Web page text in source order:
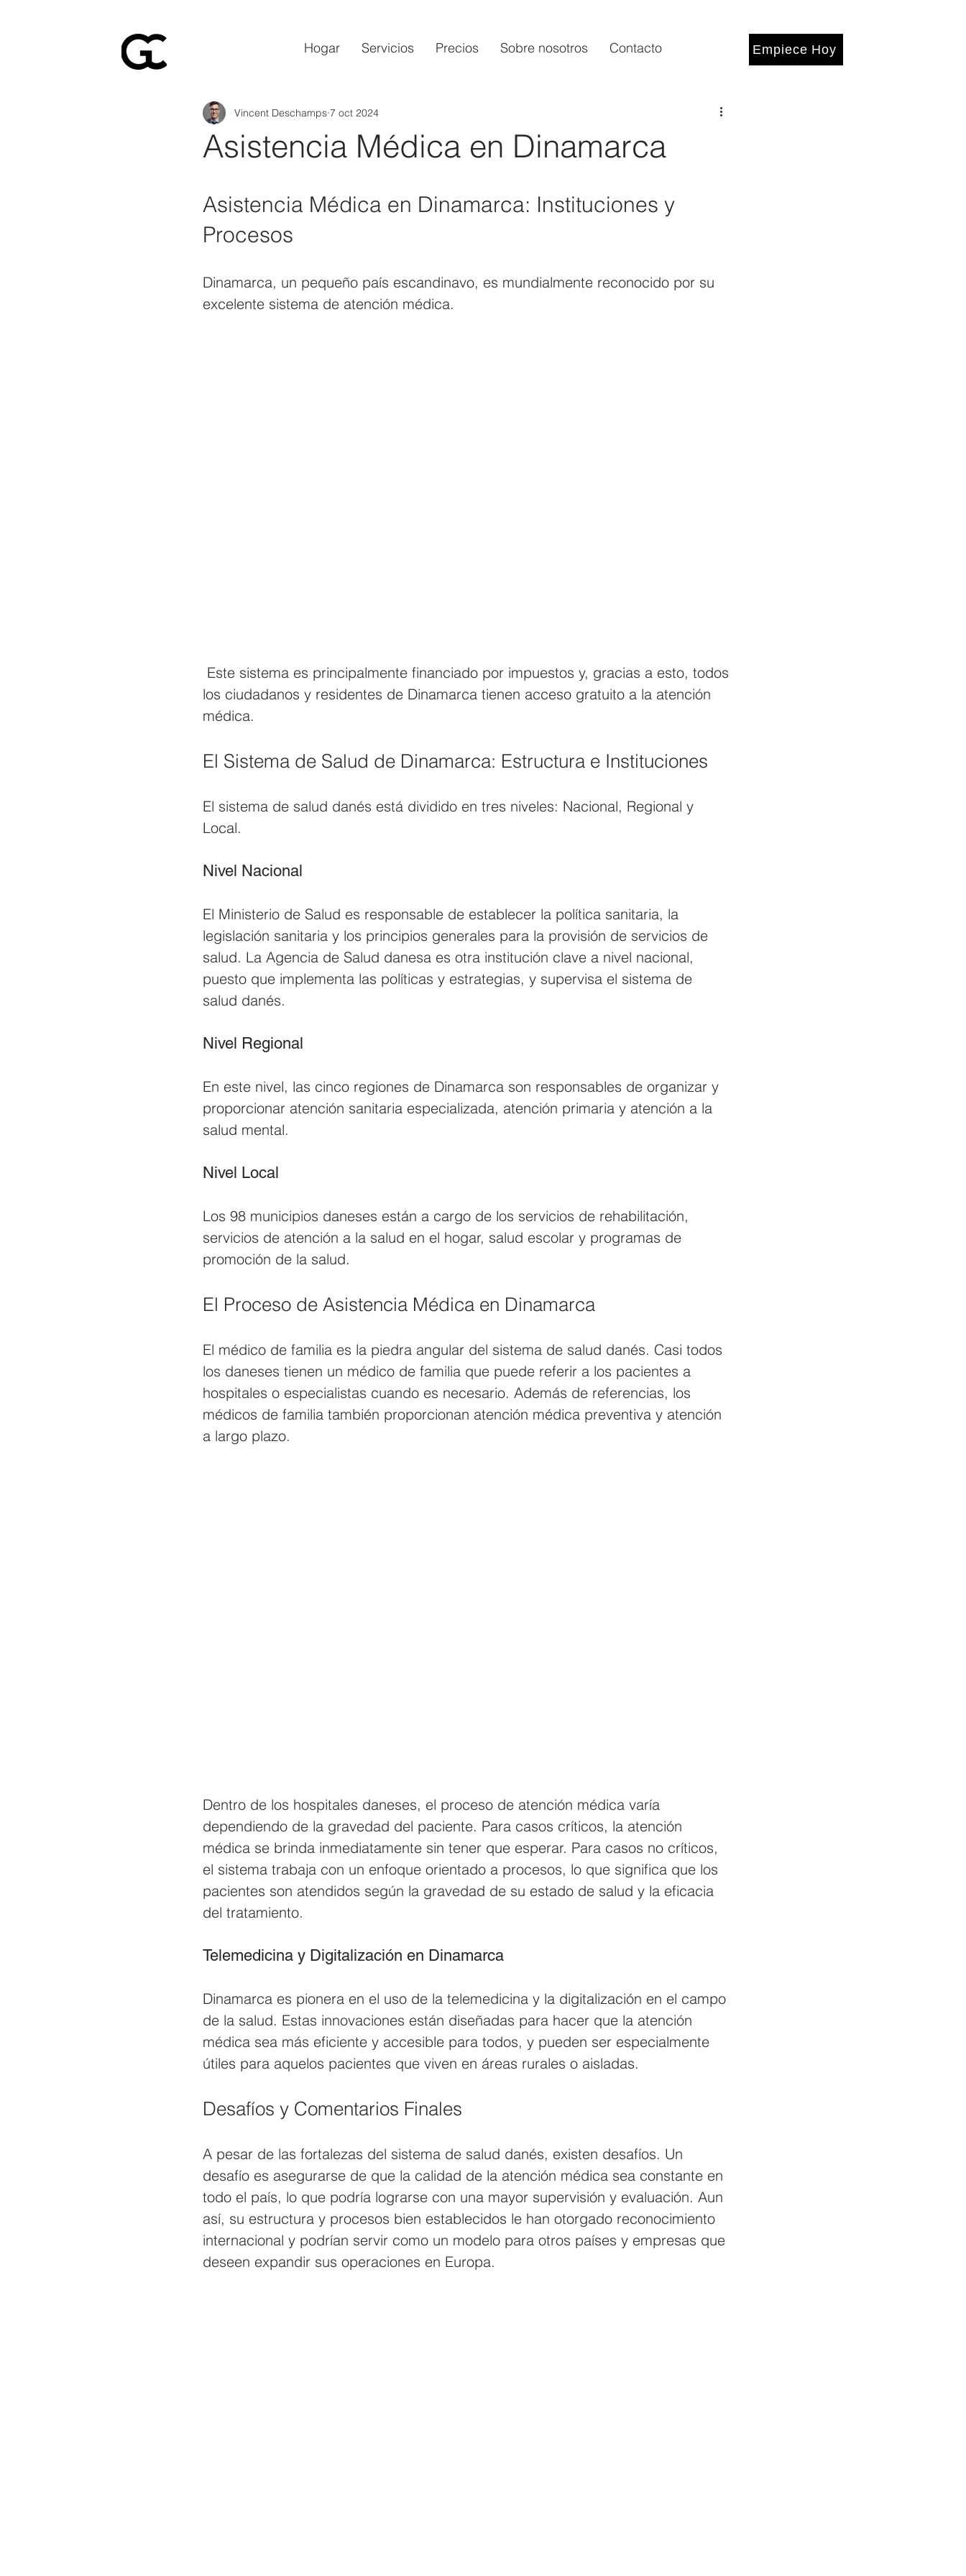
Hogar Servicios Precios Sobre nosotros Contacto Empiece Hoy
Asistencia Médica en Dinamarca
Vincent Deschamps 7 oct 2024
Asistencia Médica en Dinamarca: Instituciones y
Procesos
Dinamarca, un pequeño país escandinavo, es mundialmente reconocido por su
excelente sistema de atención médica.
los ciudadanos y residentes de Dinamarca tienen acceso gratuito a la atención
médica.
El Sistema de Salud de Dinamarca: Estructura e Instituciones
El sistema de salud danés está dividido en tres niveles: Nacional, Regional y
Local.
Nivel Nacional
El Ministerio de Salud es responsable de establecer la política sanitaria, la
legislación sanitaria y los principios generales para la provisión de servicios de
salud. La Agencia de Salud danesa es otra institución clave a nivel nacional,
puesto que implementa las políticas y estrategias, y supervisa el sistema de
salud danés.
Nivel Regional
En este nivel, las cinco regiones de Dinamarca son responsables de organizar y
proporcionar atención sanitaria especializada, atención primaria y atención a la
salud mental.
Nivel Local
Los 98 municipios daneses están a cargo de los servicios de rehabilitación,
servicios de atención a la salud en el hogar, salud escolar y programas de
promoción de la salud.
El Proceso de Asistencia Médica en Dinamarca
El médico de familia es la piedra angular del sistema de salud danés. Casi todos
los daneses tienen un médico de familia que puede referir a los pacientes a
hospitales o especialistas cuando es necesario. Además de referencias, los
médicos de familia también proporcionan atención médica preventiva y atención
a largo plazo.
Dentro de los hospitales daneses, el proceso de atención médica varía
dependiendo de la gravedad del paciente. Para casos críticos, la atención
médica se brinda inmediatamente sin tener que esperar. Para casos no críticos,
el sistema trabaja con un enfoque orientado a procesos, lo que significa que los
pacientes son atendidos según la gravedad de su estado de salud y la eficacia
del tratamiento.
Telemedicina y Digitalización en Dinamarca
Dinamarca es pionera en el uso de la telemedicina y la digitalización en el campo
de la salud. Estas innovaciones están diseñadas para hacer que la atención
médica sea más eficiente y accesible para todos, y pueden ser especialmente
útiles para aquelos pacientes que viven en áreas rurales o aisladas.
Desafíos y Comentarios Finales
A pesar de las fortalezas del sistema de salud danés, existen desafíos. Un
desafío es asegurarse de que la calidad de la atención médica sea constante en
todo el país, lo que podría lograrse con una mayor supervisión y evaluación. Aun
así, su estructura y procesos bien establecidos le han otorgado reconocimiento
internacional y podrían servir como un modelo para otros países y empresas que
deseen expandir sus operaciones en Europa.